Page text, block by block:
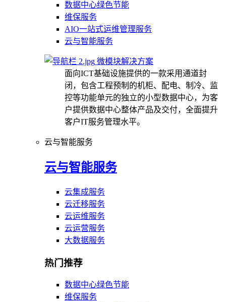
数据中心绿色节能
维保服务
AIO一站式运维管理服务
云与智能服务
微模块解决方案
面向ICT基础设施提供的一款采用通道封
闭，包含工程预制的机柜、配电、制冷、监
控等功能单元的独立的小型数据中心，为客
户提供数据中心整体产品及交付，全面提升
客户IT服务管理水平。
云与智能服务
云与智能服务
云集成服务
云迁移服务
云运维服务
云运营服务
大数据服务
热门推荐
数据中心绿色节能
维保服务